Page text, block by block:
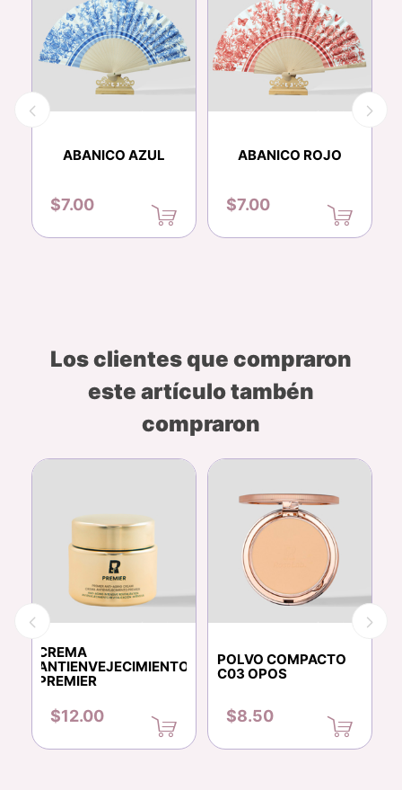
ABANICO AZUL
$7.00
ABANICO ROJO
$7.00
Los clientes que compraron
este artículo tambén
compraron
CREMA
ANTIENVEJECIMIENTO
PREMIER
$12.00
POLVO COMPACTO
C03 OPOS
$8.50